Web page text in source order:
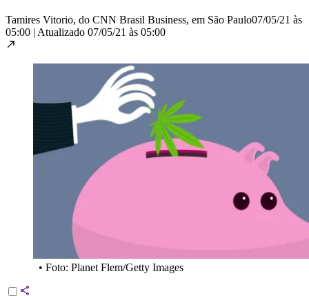
Tamires Vitorio, do CNN Brasil Business, em São Paulo07/05/21 às
05:00 | Atualizado 07/05/21 às 05:00
• Foto: Planet Flem/Getty Images